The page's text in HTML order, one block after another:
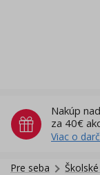
Nakúp
za 40€
Viac o
Pre seba